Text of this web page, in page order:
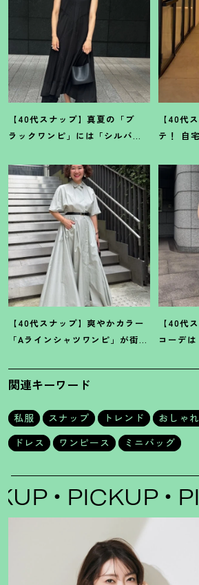
【40代スナップ】真夏の「ブ
ラックワンピ」には「シルバー
果林さん
【40代
テ ！
自
乃婦さん
【40代スナップ】爽やかカラー
「Aラインシャツワンピ」が街で
さん
【40代
コーデ
さん
関連キーワード
私服 スナップ トレンド おしゃ
ドレス
ワンピース ミニバッグ
PICKUP